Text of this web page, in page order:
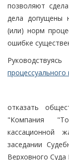
позволяют
дела допущены
(или) норм
ошибке
процессуального
отказать
"Компания
кассационной
заседании
Верховного Суда